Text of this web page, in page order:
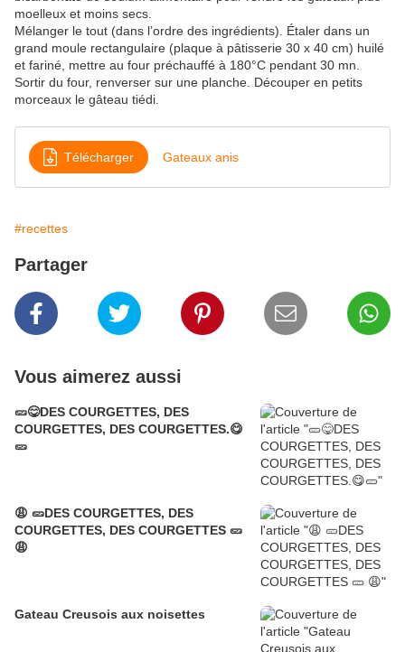
moelleux et moins secs.
Mélanger le tout (dans l’ordre des ingrédients). Étaler dans un
grand moule rectangulaire (plaque à pâtisserie 30 x 40 cm) huilé
et fariné, mettre au four préchauffé à 180°C pendant 30 mn.
Sortir du four, renverser sur une planche. Découper en petits
morceaux le gâteau tiédi.
Télécharger Gateaux anis
#recettes
Partager
Vous aimerez aussi
🥒😋DES COURGETTES, DES
COURGETTES, DES COURGETTES.😋
🥒
😩 🥒DES COURGETTES, DES
COURGETTES, DES COURGETTES 🥒
😩
Gateau Creusois aux noisettes